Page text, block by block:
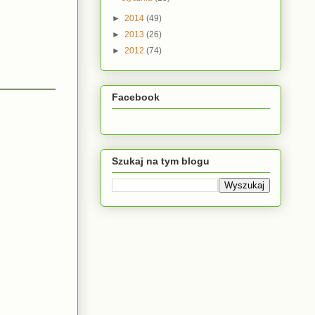
► 2014 (49)
► 2013 (26)
► 2012 (74)
Facebook
Szukaj na tym blogu